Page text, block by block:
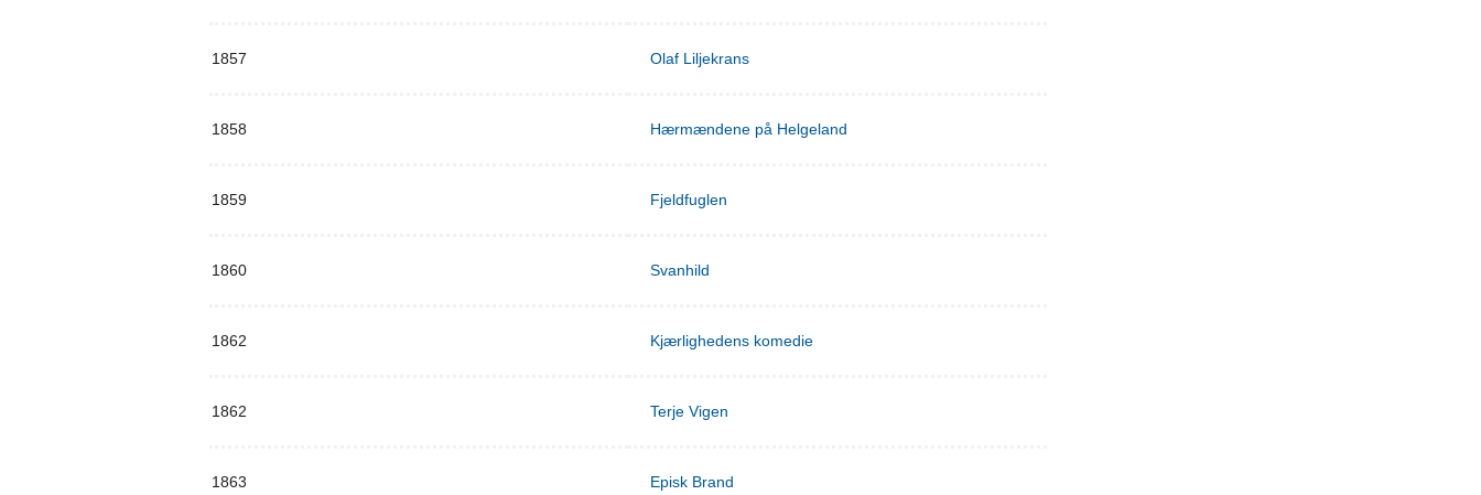
1857 Olaf Liljekrans
1858 Hærmændene på Helgeland
1859 Fjeldfuglen
1860 Svanhild
1862 Kjærlighedens komedie
1862 Terje Vigen
1863 Episk Brand